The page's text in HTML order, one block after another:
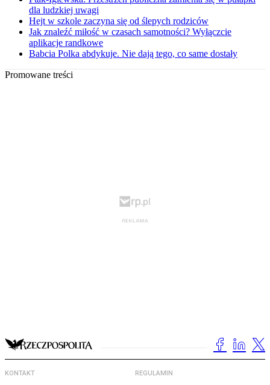
dla ludzkiej uwagi
Hejt w szkole zaczyna się od ślepych rodziców
Jak znaleźć miłość w czasach samotności? Wyłączcie
aplikacje randkowe
Babcia Polka abdykuje. Nie dają tego, co same dostały
Promowane treści
KONTAKT REGULAMIN